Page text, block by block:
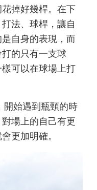
掉好幾桿。在下
打法、球桿，讓自
自身的表現，而
打的只有一支球
可以在球場上打
開始遇到瓶頸的時
場上的自己有更
更加明確。